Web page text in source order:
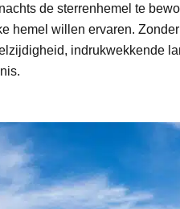
de sterrenhemel te
hemel willen ervaren.
indrukwekkende